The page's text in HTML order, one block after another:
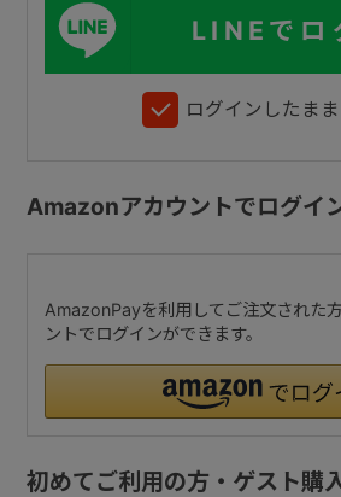
LINEでロ
ログインしたま
Amazonアカウントでログイ
AmazonPayを利用してご注文された
ントでログインができます。
初めてご利用の方・ゲスト購